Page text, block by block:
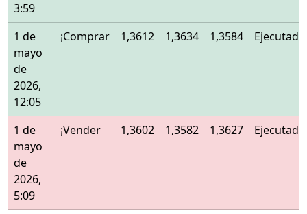
3:59
1 de
mayo
de
2026,
12:05
¡Comprar 1,3612 1,3634 1,3584 Ejecutado
1 de
mayo
de
2026,
5:09
¡Vender 1,3602 1,3582 1,3627 Ejecutado